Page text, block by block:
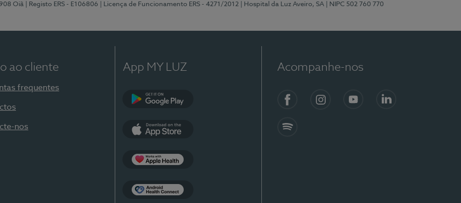
Oiã | Registo ERS - E106806 | Licença de Funcionamento ERS - 4271/2012 | Hospital da Luz Aveiro, SA | NIPC 502 760 770
ao cliente
frequentes
nos
App MY LUZ Acompanhe-nos